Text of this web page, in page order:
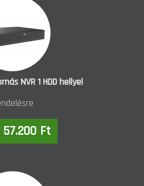
NVR 1 HDD hellyel
57.200 Ft